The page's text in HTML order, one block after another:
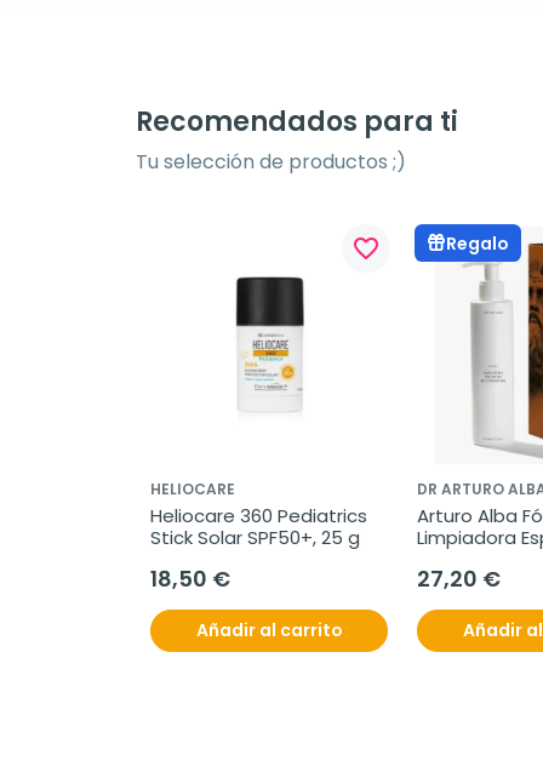
Recomendados para ti
Tu selección de productos ;)
favorite_border
HELIOCARE
Heliocare 360 Pediatrics
Stick Solar SPF50+, 25 g
18,50 €
Añadir al carrito
Regalo
DR ARTURO
Arturo Alba
Limpiadora
27,20 €
Añadir